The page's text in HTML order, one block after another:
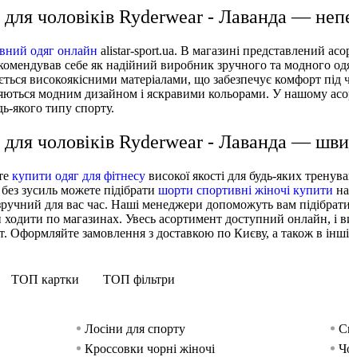
чоловіків Ryderwear - Лаванда —
одяг онлайн alistar-sport.ua. В магазині представлений
себе як надійний виробник зручного та модного
високоякісними матеріалами, що забезпечує комфорт
модним дизайном і яскравими кольорами. У нашому
якого типу спорту.
чоловіків Ryderwear - Лаванда —
купити одяг для фітнесу високої якості для будь-яких
зусиль можете підібратишорти спортивні жіночі купити
для вас час. Наші менеджери допоможуть вам
ходити по магазинах. Увесь асортимент доступний онлайн, і
Оформляйте замовлення з доставкою по Києву, а також в інші
ТОП картки ТОП фільтри
Лосіни для спорту
Кроссовки чорні жіночі